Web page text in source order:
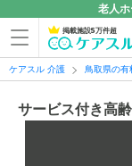
老人
掲載施設5万件超
ケアスル 介護 鳥取県の有
サービス付き高